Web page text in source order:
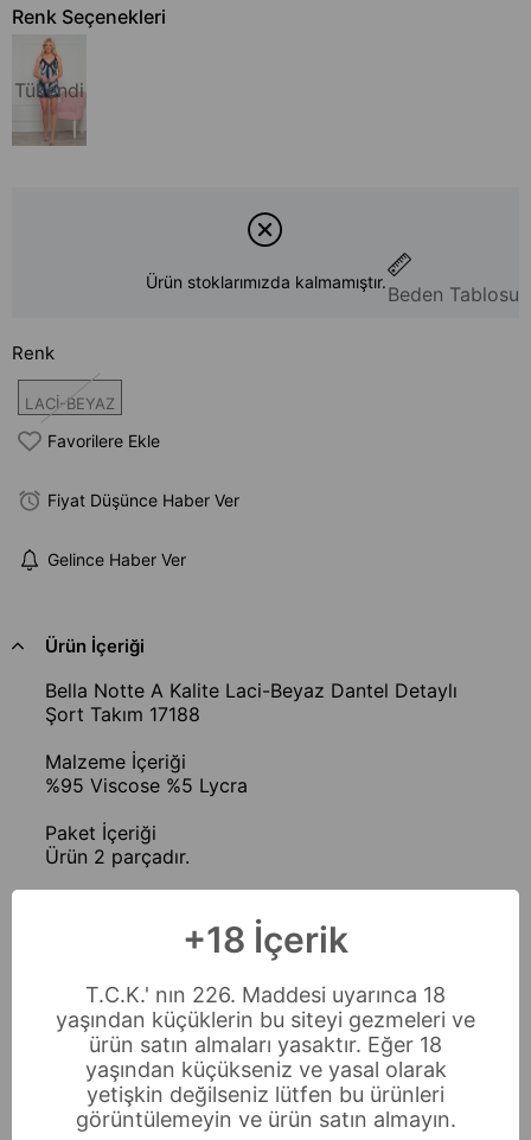
Renk Seçenekleri
Tükendi
Beden Tablosu
Ürün stoklarımızda kalmamıştır.
Renk
LACİ-BEYAZ
Favorilere Ekle
Fiyat Düşünce Haber Ver
Gelince Haber Ver
Ürün İçeriği
Bella Notte A Kalite Laci-Beyaz Dantel Detaylı
Şort Takım 17188
Malzeme İçeriği
%95 Viscose %5 Lycra
Paket İçeriği
Ürün 2 parçadır.
dolayı değişiklik gösterebilir.
Ödeme Seçenekleri
Sıkça Sorulan Sorular
İade & Değişim
+18 İçerik
T.C.K.' nın 226. Maddesi uyarınca 18
yaşından küçüklerin bu siteyi gezmeleri ve
ürün satın almaları yasaktır. Eğer 18
yaşından küçükseniz ve yasal olarak
yetişkin değilseniz lütfen bu ürünleri
görüntülemeyin ve ürün satın almayın.